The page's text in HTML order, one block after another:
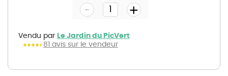
gallery
Vendu par Le Jardin du PicVert
81 avis sur le vendeur
- +